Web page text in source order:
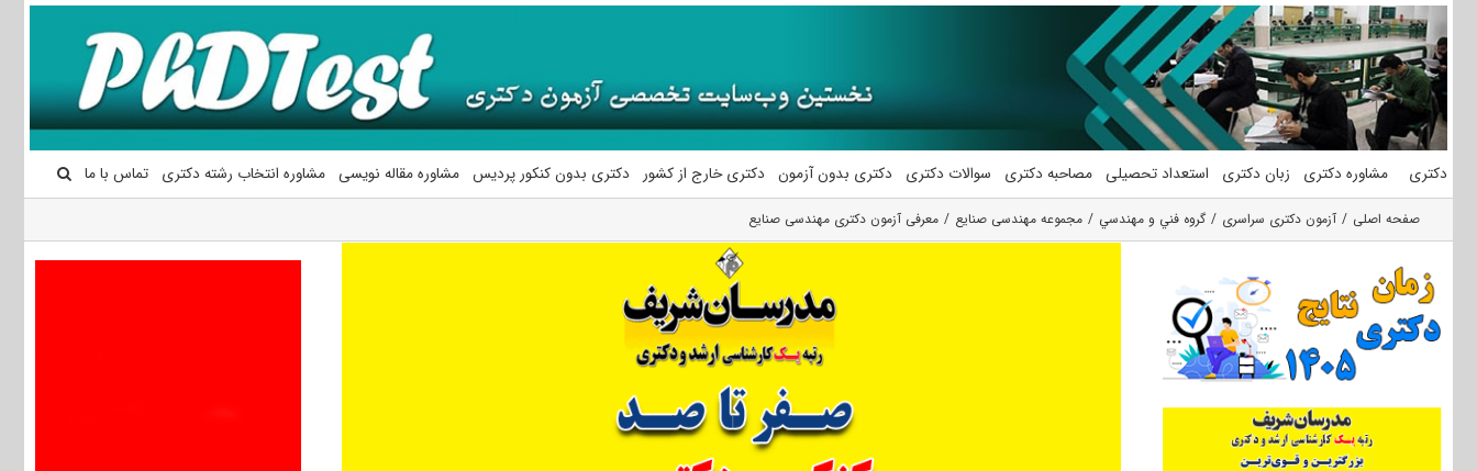
محتوا
دکتری مشاوره دکتری زبان دکتری استعداد تحصیلی مصاحبه دکتری سوالات دکتری دکتری بدون آزمون دکتری خارج از کشور دکتری بدون کنکور پردیس مشاوره مقاله نویسی مشاوره انتخاب رشته دکتری تماس با ما
صفحه اصلی آزمون دکتری سراسری گروه فني و مهندسي مجموعه مهندسی صنایع معرفی آزمون دکتری مهندسی صنایع